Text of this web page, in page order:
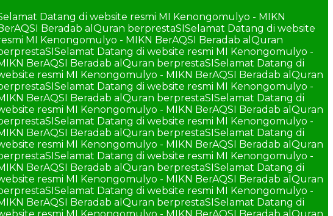
Datang di website resmi MI Kenongomulyo - MIKN
Beradab alQuran berprestaSISelamat Datang di website
MI Kenongomulyo - MIKN BerAQSI Beradab alQuran
Selamat Datang di website resmi MI Kenongomulyo -
BerAQSI Beradab alQuran berprestaSISelamat Datang di
resmi MI Kenongomulyo - MIKN BerAQSI Beradab alQuran
Selamat Datang di website resmi MI Kenongomulyo -
BerAQSI Beradab alQuran berprestaSISelamat Datang di
resmi MI Kenongomulyo - MIKN BerAQSI Beradab alQuran
Selamat Datang di website resmi MI Kenongomulyo -
BerAQSI Beradab alQuran berprestaSISelamat Datang di
resmi MI Kenongomulyo - MIKN BerAQSI Beradab alQuran
Selamat Datang di website resmi MI Kenongomulyo -
BerAQSI Beradab alQuran berprestaSISelamat Datang di
resmi MI Kenongomulyo - MIKN BerAQSI Beradab alQuran
Selamat Datang di website resmi MI Kenongomulyo -
BerAQSI Beradab alQuran berprestaSISelamat Datang di